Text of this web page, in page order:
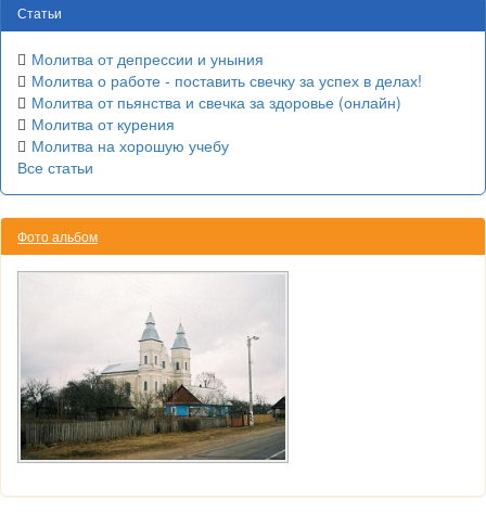
Статьи
Молитва от депрессии и уныния
Молитва о работе - поставить свечку за успех в делах!
Молитва от пьянства и свечка за здоровье (онлайн)
Молитва от курения
Молитва на хорошую учебу
Все статьи
Фото альбом